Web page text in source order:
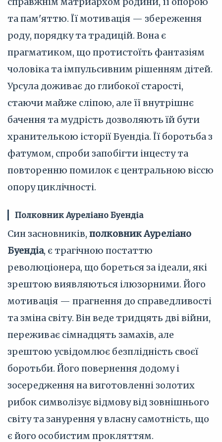
та пам'яттю. Її мотивація — збереження
роду, порядку та традицій. Вона є
прагматиком, що протистоїть фантазіям
чоловіка та імпульсивним рішенням дітей.
Урсула доживає до глибокої старості,
стаючи майже сліпою, але її внутрішнє
бачення та мудрість дозволяють їй бути
хранителькою історії Буендіа. Її боротьба з
фатумом, спроби запобігти інцесту та
повторенню помилок є центральною віссю
опору циклічності.
Полковник Ауреліано Буендіа
Син засновників, полковник Ауреліано
Буендіа, є трагічною постаттю
революціонера, що бореться за ідеали, які
зрештою виявляються ілюзорними. Його
мотивація — прагнення до справедливості
та зміна світу. Він веде тридцять дві війни,
переживає сімнадцять замахів, але
зрештою усвідомлює безплідність своєї
боротьби. Його повернення додому і
зосередження на виготовленні золотих
рибок символізує відмову від зовнішнього
світу та занурення у власну самотність, що
є його особистим прокляттям.